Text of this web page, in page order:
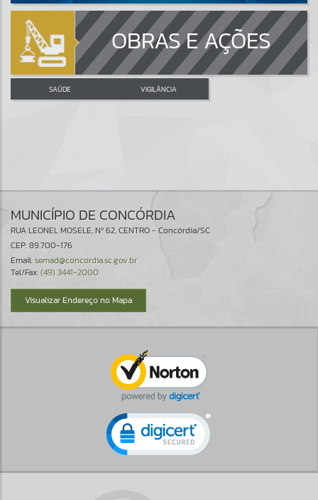
OBRAS E AÇÕES
SAÚDE VIGILÂNCIA
MUNICÍPIO DE CONCÓRDIA
RUA LEONEL MOSELE, Nº 62, CENTRO - Concórdia/SC
CEP: 89.700-176
Email:semad@concordia.sc.gov.br
Tel/Fax:(49) 3441-2000
Visualizar Endereço no Mapa